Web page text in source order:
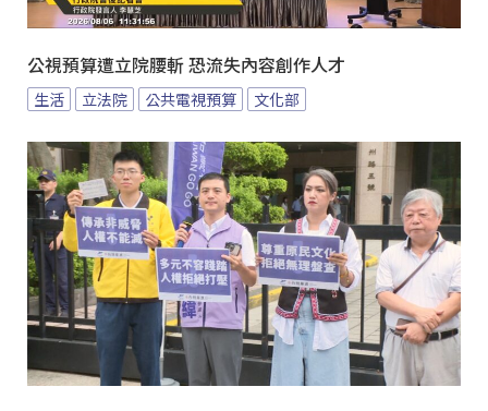
公視預算遭立院腰斬 恐流失內容創作人才
生活 立法院 公共電視預算 文化部